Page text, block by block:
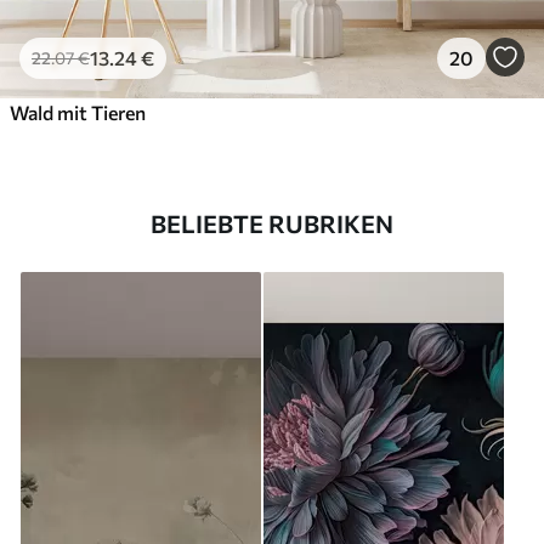
22.07€13.24€ 20
Wald mit Tieren
BELIEBTE RUBRIKEN